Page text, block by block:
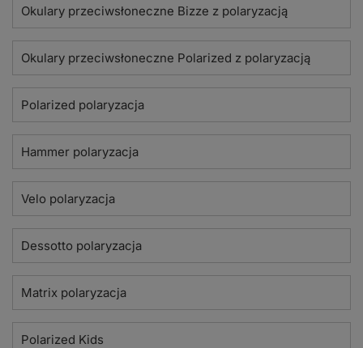
Okulary przeciwsłoneczne Bizze z polaryzacją
Okulary przeciwsłoneczne Polarized z polaryzacją
Polarized polaryzacja
Hammer polaryzacja
Velo polaryzacja
Dessotto polaryzacja
Matrix polaryzacja
Polarized Kids